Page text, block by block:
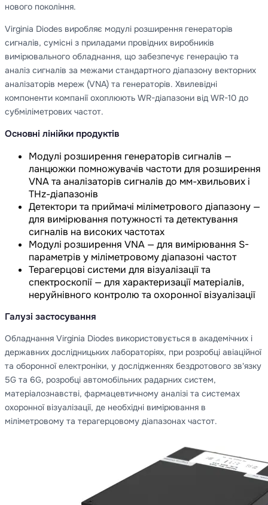
нового покоління.
Virginia Diodes виробляє модулі розширення генераторів
сигналів, сумісні з приладами провідних виробників
вимірювального обладнання, що забезпечує генерацію та
аналіз сигналів за межами стандартного діапазону векторних
аналізаторів мереж (VNA) та генераторів. Хвилевідні
компоненти компанії охоплюють WR-діапазони від WR-10 до
субміліметрових частот.
Основні лінійки продуктів
Модулі розширення генераторів сигналів —
ланцюжки помножувачів частоти для розширення
VNA та аналізаторів сигналів до мм-хвильових і
THz-діапазонів
Детектори та приймачі міліметрового діапазону —
для вимірювання потужності та детектування
сигналів на високих частотах
Модулі розширення VNA — для вимірювання S-
параметрів у міліметровому діапазоні частот
Терагерцові системи для візуалізації та
спектроскопії — для характеризації матеріалів,
неруйнівного контролю та охоронної візуалізації
Галузі застосування
Обладнання Virginia Diodes використовується в академічних і
державних дослідницьких лабораторіях, при розробці авіаційної
та оборонної електроніки, у дослідженнях бездротового зв'язку
5G та 6G, розробці автомобільних радарних систем,
матеріалознавстві, фармацевтичному аналізі та системах
охоронної візуалізації, де необхідні вимірювання в
міліметровому та терагерцовому діапазонах частот.